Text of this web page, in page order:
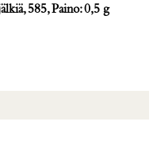
585, Paino: 0,5 g